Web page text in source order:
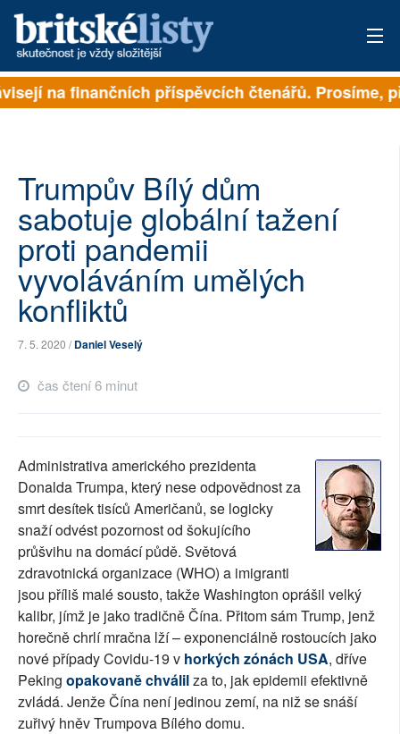
PŘIHLÁSIT
ARCHIV
ROZHOVORY
TÉMATA
NEJČTENĚJŠÍ ZA 7 DNÍ
AUTOŘI
PŘÍSPĚVKY NA PROVOZ
RUBRIKY
PLNÁ VERZE STRÁNEK
na finančních příspěvcích čtenářů. Prosíme,
Trumpův Bílý dům
sabotuje globální tažení
proti pandemii
vyvoláváním umělých
konfliktů
7. 5. 2020 /Daniel Veselý
čas čtení 6 minut
Administrativa amerického prezidenta
Donalda Trumpa, který nese odpovědnost za
smrt desítek tisíců Američanů, se logicky
snaží odvést pozornost od šokujícího
průšvihu na domácí půdě. Světová
zdravotnická organizace (WHO) a imigranti
jsou příliš malé sousto, takže Washington oprášil velký
kalibr, jímž je jako tradičně Čína. Přitom sám Trump, jenž
horečně chrlí mračna lží – exponenciálně rostoucích jako
nové případy Covidu-19 v horkých zónách USA, dříve
Peking opakovaně chválilza to, jak epidemii efektivně
zvládá. Jenže Čína není jedinou zemí, na niž se snáší
zuřivý hněv Trumpova Bílého domu.